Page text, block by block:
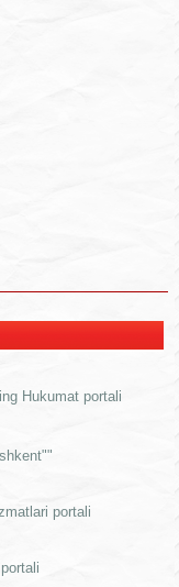
Hukumat portali
portali